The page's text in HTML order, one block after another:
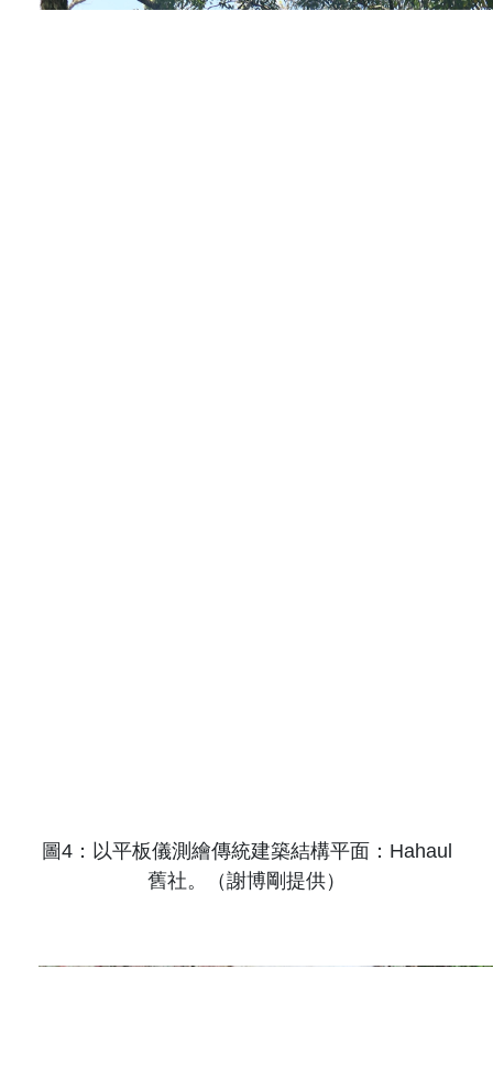
圖4：以平板儀測繪傳統建築結構平面： Hahaul
舊社。（謝博剛提供）